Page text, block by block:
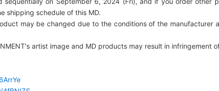
shipping schedule of this MD.
may be changed due to the conditions of the manufacturer
artist image and MD products may result in infringement